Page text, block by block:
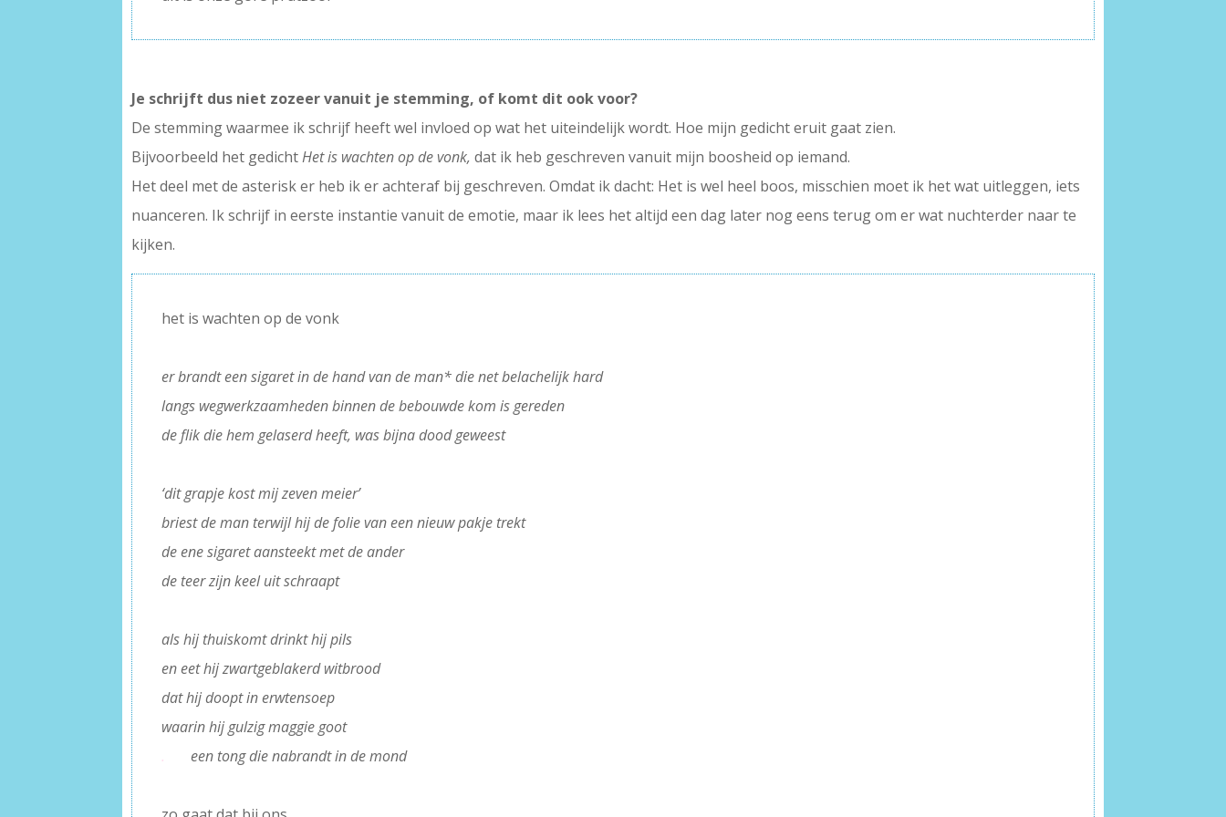
Je schrijft dus niet zozeer vanuit je stemming, of komt dit ook voor?
De stemming waarmee ik schrijf heeft wel invloed op wat het uiteindelijk wordt. Hoe mijn gedicht eruit gaat zien.
Bijvoorbeeld het gedichtHet is wachten op de vonk, dat ik heb geschreven vanuit mijn boosheid op iemand.
Het deel met de asterisk er heb ik er achteraf bij geschreven. Omdat ik dacht: Het is wel heel boos, misschien moet ik het wat uitleggen, iets
nuanceren. Ik schrijf in eerste instantie vanuit de emotie, maar ik lees het altijd een dag later nog eens terug om er wat nuchterder naar te
kijken.
het is wachten op de vonk
er brandt een sigaret in de hand van de man* die net belachelijk hard
langs wegwerkzaamheden binnen de bebouwde kom is gereden
de flik die hem gelaserd heeft, was bijna dood geweest
‘dit grapje kost mij zeven meier’
briest de man terwijl hij de folie van een nieuw pakje trekt
de ene sigaret aansteekt met de ander
de teer zijn keel uit schraapt
als hij thuiskomt drinkt hij pils
en eet hij zwartgeblakerd witbrood
dat hij doopt in erwtensoep
waarin hij gulzig maggie goot
.
een tong die nabrandt in de mond